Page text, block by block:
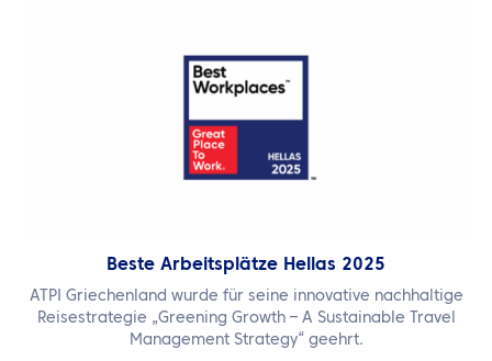
Beste Arbeitsplätze Hellas 2025
ATPI Griechenland wurde für seine innovative nachhaltige
Reisestrategie „Greening Growth – A Sustainable Travel
Management Strategy“ geehrt.